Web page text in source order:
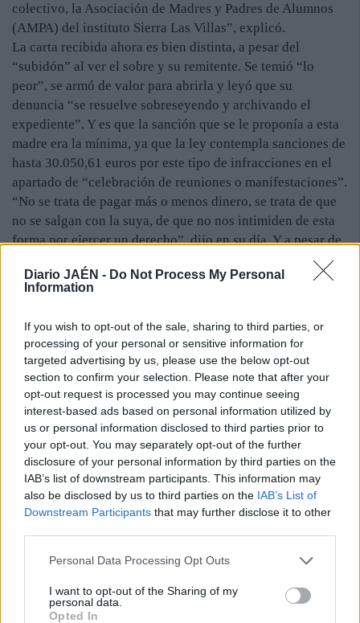
Diario JAÉN - Do Not Process My Personal
Information
If you wish to opt-out of the sale, sharing to third parties, or
processing of your personal or sensitive information for
targeted advertising by us, please use the below opt-out
section to confirm your selection. Please note that after your
opt-out request is processed you may continue seeing
interest-based ads based on personal information utilized by
us or personal information disclosed to third parties prior to
your opt-out. You may separately opt-out of the further
disclosure of your personal information by third parties on the
IAB’s list of downstream participants. This information may
also be disclosed by us to third parties on the IAB’s List of
Downstream Participants that may further disclose it to other
Personal Data Processing Opt Outs
I want to opt-out of the Sharing of my
personal data.
Opted In
colectivo, la Asociación de Madres y Padres de Alumnos
(AMPA) del instituto Sierra Las Villas”, explicó.
La carta recibida ahora es bien distinta, a pesar del
“subidón” al ver el sobre y su remitente. Se temió “lo
peor”, se armó de valor para abrirla y leyó que su
denuncia “se resuelve sobreseyendo y archivando el
expediente”. Y es que la sanción que se le proponía a esta
madre era la mínima, ya que la ley contempla sanciones de
hasta 30.050,61 euros por este tipo de infracciones en el
apartado de “celebración de reuniones o manifestaciones”.
“No se trata de pagar más o menos dinero, se trata de que
no se salgan con la suya, de que no nos intimiden de esta
forma por ejercer un derecho”, dijo en su día. Y a pesar de
este episodio ante la autoridad, Ana María Guerrero no
pierde su carácter luchador. “Llevo diecisiete años en las
educación y la de los demás niños, porque esto es tan
importante, como que es el futuro”, expresó esta madre.
Asegura que “hay que luchar por lo que uno cree”, y repite
que no era lógico lo que estaba pasando, que solo por
mostrar el rechazo a una ley, se le sancionara, y afirma
estar muy contenta porque “se ha hecho justicia” y el caso
que tanto revuelo levantó quedó finalmente archivado.